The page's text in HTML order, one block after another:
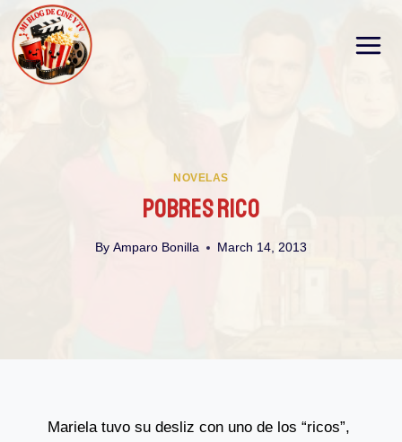
Skip
content
NOVELAS
Pobres Rico
By Amparo Bonilla March 14, 2013
Mariela tuvo su desliz con uno de los “ricos”,